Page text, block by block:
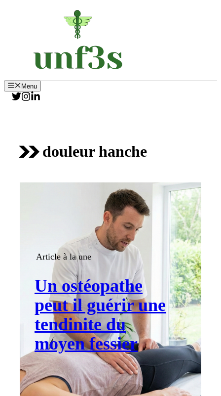
Menu
douleur hanche
Article à la une
Un ostéopathe
peut il guérir une
tendinite du
moyen fessier